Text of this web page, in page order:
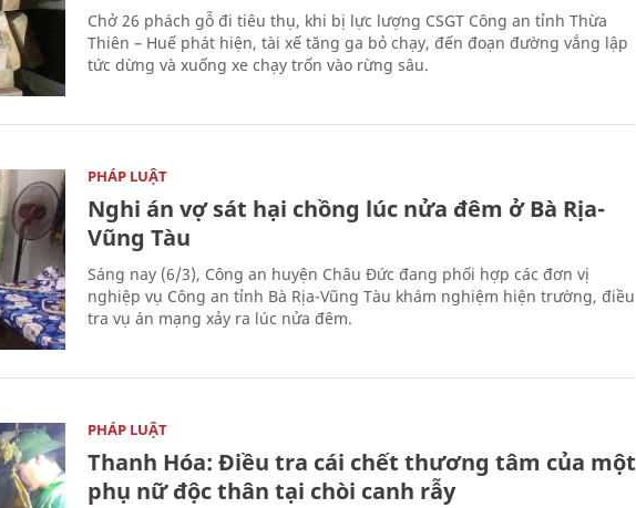
Chở 26 phách gỗ đi tiêu thụ, khi bị lực lượng CSGT Công an tỉnh Thừa
Thiên – Huế phát hiện, tài xế tăng ga bỏ chạy, đến đoạn đường vắng lập
tức dừng và xuống xe chạy trốn vào rừng sâu.
PHÁP LUẬT
Nghi án vợ sát hại chồng lúc nửa đêm ở Bà Rịa-
Vũng Tàu
Sáng nay (6/3), Công an huyện Châu Đức đang phối hợp các đơn vị
nghiệp vụ Công an tỉnh Bà Rịa-Vũng Tàu khám nghiệm hiện trường, điều
tra vụ án mạng xảy ra lúc nửa đêm.
PHÁP LUẬT
Thanh Hóa: Điều tra cái chết thương tâm của một
phụ nữ độc thân tại chòi canh rẫy